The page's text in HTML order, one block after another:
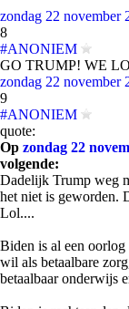
zondag 22 november
8
#ANONIEM
GO TRUMP! WE
zondag 22 november
9
#ANONIEM
quote:
Op zondag 22
volgende:
Dadelijk Trump weg
het niet is geworden.
Lol....
Biden is al een oorlog
wil als betaalbare
betaalbaar onderwijs